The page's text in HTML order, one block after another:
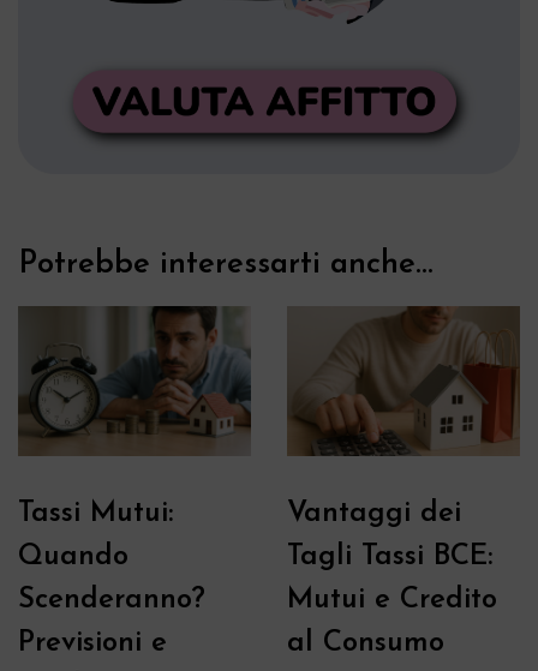
Potrebbe interessarti anche...
Tassi Mutui:
Quando
Scenderanno?
Previsioni e
Vantaggi dei
Tagli Tassi BCE:
Mutui e Credito
al Consumo